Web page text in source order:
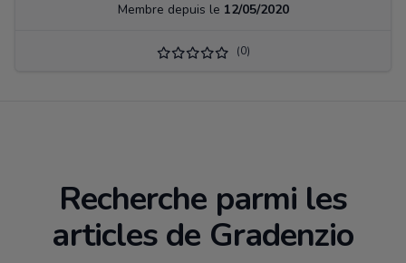
Membre depuis le 12/05/2020
(0)
Recherche parmi les
articles de Gradenzio